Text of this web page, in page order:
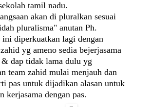
tamil nadu.
akan di pluralkan sesuai
pluralisma" anutan Ph.
ini diperkuatkan lagi dengan
yg ameno sedia bejerjasama
dap tidak lama dulu yg
team zahid mulai menjauh dan
pas untuk dijadikan alasan untuk
kerjasama dengan pas.